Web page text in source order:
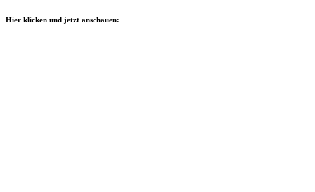
Hier klicken und jetzt anschauen: